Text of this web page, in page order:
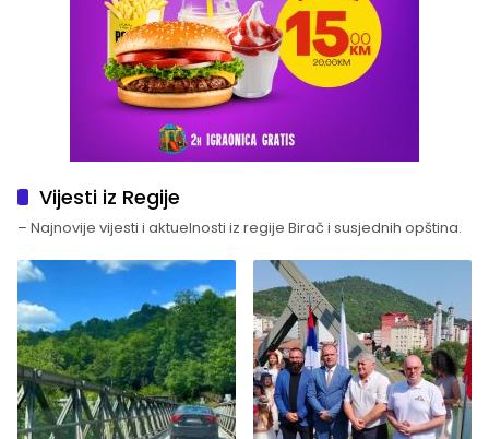
Vijesti iz Regije
– Najnovije vijesti i aktuelnosti iz regije Birač i susjednih opština.